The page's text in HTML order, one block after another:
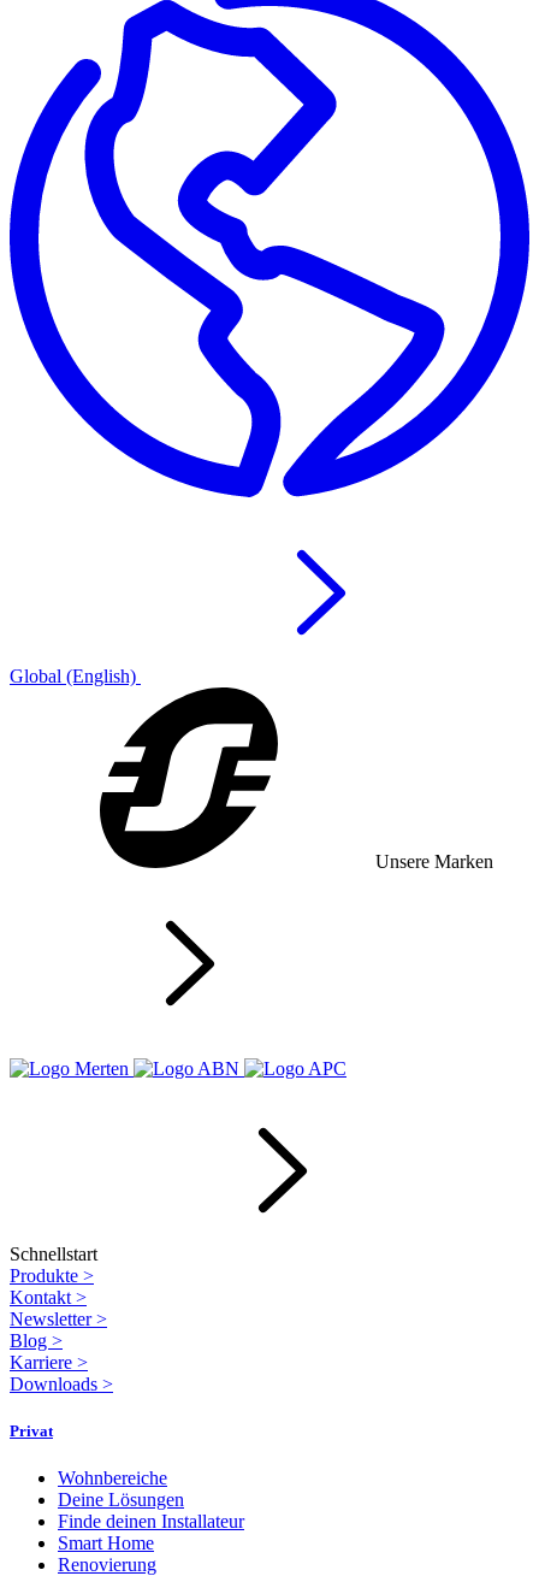
Global (English)
Unsere Marken
Schnellstart
Produkte >
Kontakt >
Newsletter>
Blog >
Karriere >
Downloads >
Privat
Wohnbereiche
Deine Lösungen
Finde deinen Installateur
Smart Home
Renovierung